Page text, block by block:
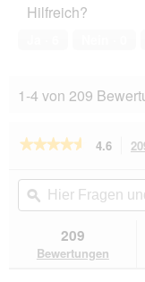
1
Hilfreich?
1-4 von 209
★★★★★
★★★★★
5
lesen
BOZITA
4.6
Hier
Fragen
und
Antworten
durchsuchen
ϙ
209
Bewertungen